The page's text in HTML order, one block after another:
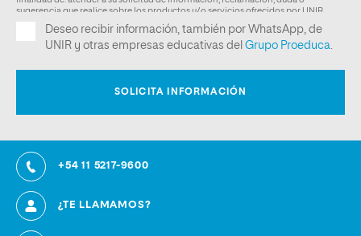
+54 11 5217-9600
¿TE LLAMAMOS?